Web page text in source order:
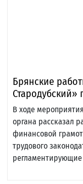
Брянские
В ходе
органа рассказал
финансовой
трудового